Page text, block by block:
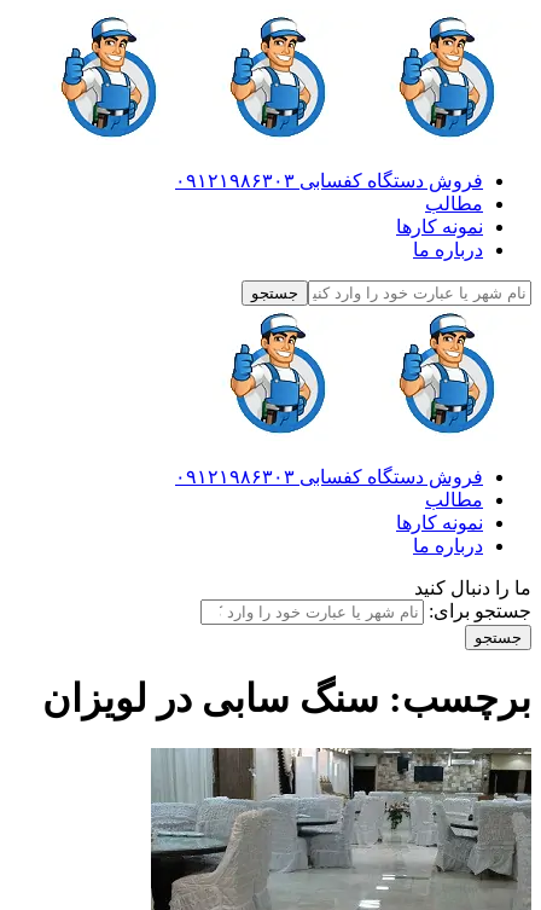
فروش دستگاه کفسابی ۰۹۱۲۱۹۸۶۳۰۳
مطالب
نمونه کارها
درباره ما
فروش دستگاه کفسابی ۰۹۱۲۱۹۸۶۳۰۳
مطالب
نمونه کارها
درباره ما
ما را دنبال کنید
جستجو برای:
برچسب: سنگ سابی در لویزان